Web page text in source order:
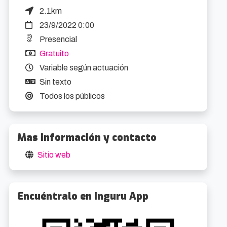
2.1km
23/9/2022 0:00
Presencial
Gratuito
Variable según actuación
Sin texto
Todos los públicos
Mas información y contacto
Sitio web
Encuéntralo en Inguru App